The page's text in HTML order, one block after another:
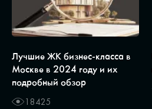
Лучшие ЖК бизнес-класса в
Москве в 2024 году и их
подробный обзор
18425